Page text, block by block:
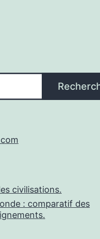
civilisations.
: comparatif des